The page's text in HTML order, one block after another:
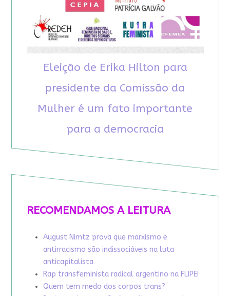
Eleição de Erika Hilton para
presidente da Comissão da
Mulher é um fato importante
para a democracia
RECOMENDAMOS A LEITURA
August Nimtz prova que marxismo e
antirracismo são indissociáveis na luta
anticapitalista
Rap transfeminista radical argentino na FLIPEI
Quem tem medo dos corpos trans?